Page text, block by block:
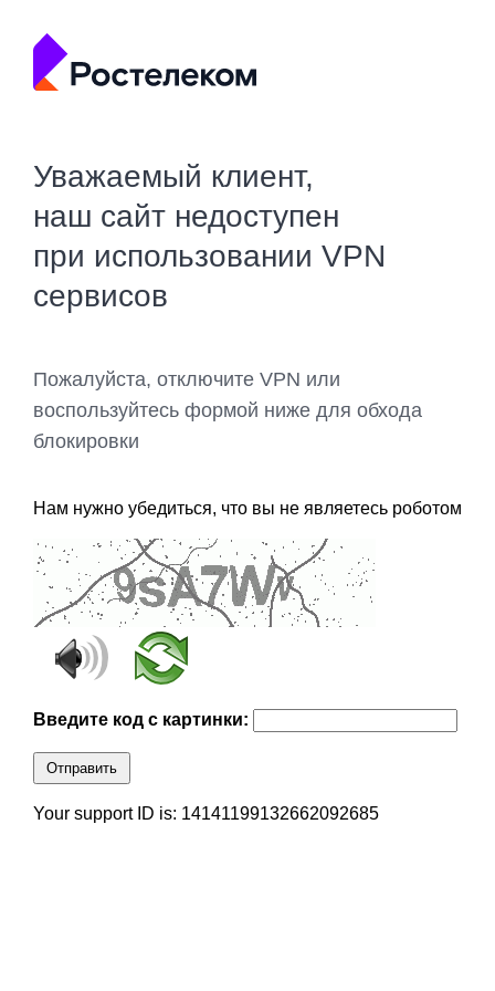
Уважаемый клиент,
наш сайт недоступен
при использовании VPN
сервисов
Пожалуйста, отключите VPN или
воспользуйтесь формой ниже для обхода
блокировки
Нам нужно убедиться, что вы не являетесь роботом
Введите код с картинки:
Отправить
Your support ID is: 14141199132662092685